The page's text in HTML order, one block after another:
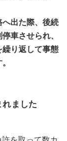
出た際、後続
車させられ、
り返して事態
ました